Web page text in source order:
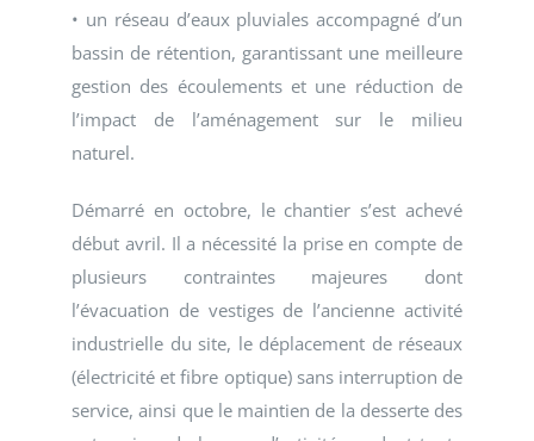
• un réseau d’eaux pluviales accompagné d’un
bassin de rétention, garantissant une meilleure
gestion des écoulements et une réduction de
l’impact de l’aménagement sur le milieu
naturel.
Démarré en octobre, le chantier s’est achevé
début avril. Il a nécessité la prise en compte de
plusieurs contraintes majeures dont
l’évacuation de vestiges de l’ancienne activité
industrielle du site, le déplacement de réseaux
(électricité et fibre optique) sans interruption de
service, ainsi que le maintien de la desserte des